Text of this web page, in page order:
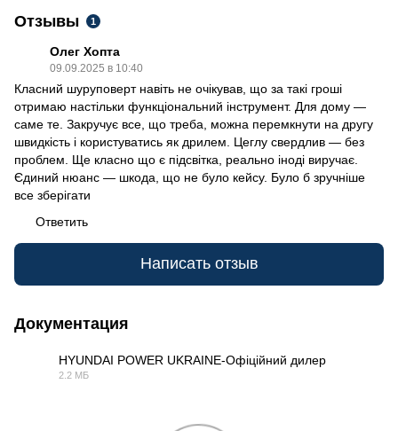
Отзывы 1
Олег Хопта
09.09.2025 в 10:40
Класний шуруповерт навіть не очікував, що за такі гроші
отримаю настільки функціональний інструмент. Для дому —
саме те. Закручує все, що треба, можна перемкнути на другу
швидкість і користуватись як дрилем. Цеглу свердлив — без
проблем. Ще класно що є підсвітка, реально іноді виручає.
Єдиний нюанс — шкода, що не було кейсу. Було б зручніше
все зберігати
Ответить
Написать отзыв
Документация
HYUNDAI POWER UKRAINE-Офіційний дилер
2.2 МБ